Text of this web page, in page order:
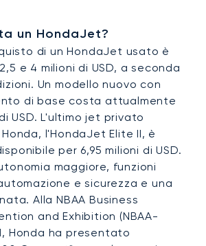
un HondaJet?
di un HondaJet usato è
e 4 milioni di USD, a seconda
Un modello nuovo con
di base costa attualmente
USD. L'ultimo jet privato
l'HondaJet Elite II, è
per 6,95 milioni di USD.
maggiore, funzioni
e sicurezza e una
Alla NBAA Business
and Exhibition (NBAA-
Honda ha presentato